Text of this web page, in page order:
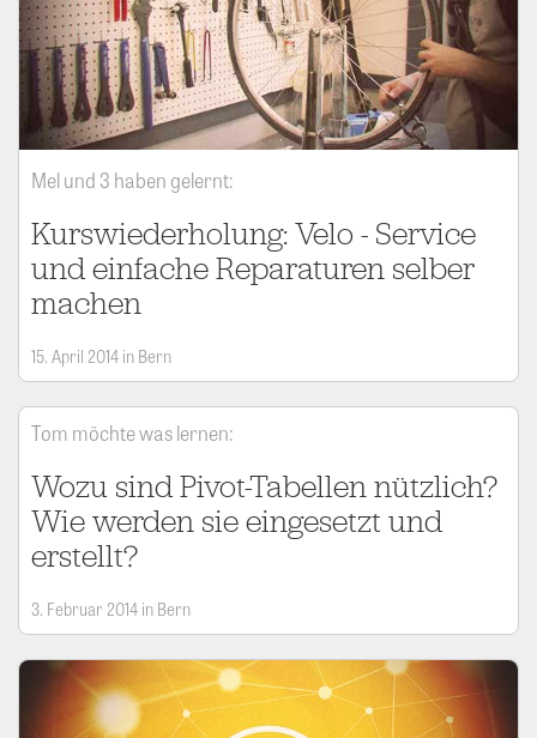
Mel und 3 haben gelernt:
Kurswiederholung: Velo - Service
und einfache Reparaturen selber
machen
15. April 2014 in Bern
Tom möchte was lernen:
Wozu sind Pivot-Tabellen nützlich?
Wie werden sie eingesetzt und
erstellt?
3. Februar 2014 in Bern